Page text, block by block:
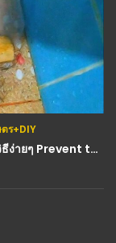
ตร+DIY
(คลิป) วิธีป้องกันเส้นผมอุดตันท่อระบายน้ำ ด้วยวิธีง่ายๆ Prevent the hair from clogging the drain hose : วีดีโอ เกษตร
(คลิป) เตาเผาถ่านพื้นราบ นอนเพลินจนลืมปิดเตาถ่านตามเวลา : วีดีโอ เกษตร